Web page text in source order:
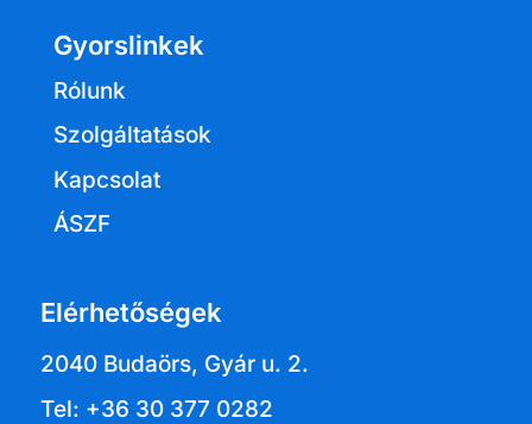
Gyorslinkek
Rólunk
Szolgáltatások
Kapcsolat
ÁSZF
Elérhetőségek
2040 Budaörs, Gyár u. 2.
Tel: +36 30 377 0282